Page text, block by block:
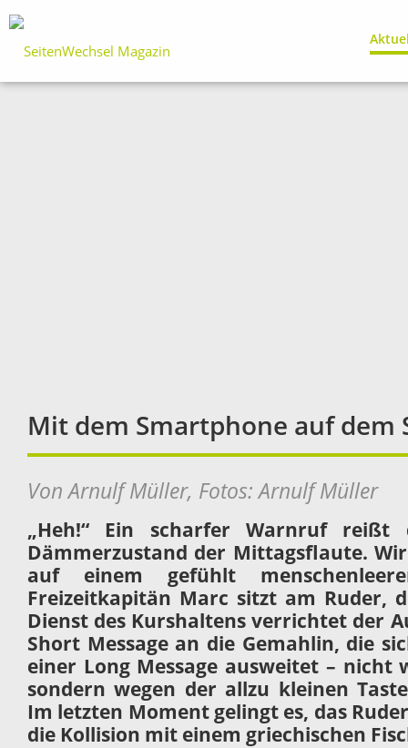
Mit dem Smartphone auf dem
Von Arnulf Müller, Fotos: Arnulf Müller
„Heh!“ Ein scharfer Warnruf reißt
Dämmerzustand der Mittagsflaute.
auf einem gefühlt
Freizeitkapitän Marc sitzt am Ruder,
Dienst des Kurshaltens verrichtet der
Short Message an die Gemahlin, die
einer Long Message ausweitet – nicht
sondern wegen der allzu kleinen
Im letzten Moment gelingt es, das
die Kollision mit einem griechischen